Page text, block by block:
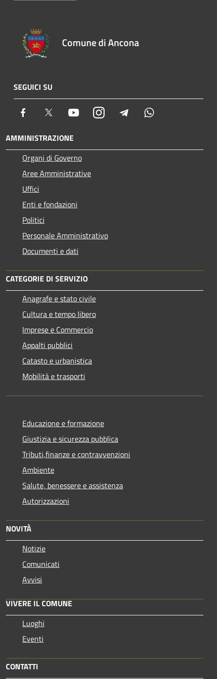
Comune di Ancona
SEGUICI SU
Facebook Twitter YoutubeInstagram Telegram
AMMINISTRAZIONE
Organi di Governo
Aree Amministrative
Uffici
Enti e fondazioni
Politici
Personale Amministrativo
Documenti e dati
CATEGORIE DI SERVIZIO
Anagrafe e stato civile
Cultura e tempo libero
Imprese e Commercio
Appalti pubblici
Catasto e urbanistica
Mobilità e trasporti
Educazione e formazione
Giustizia e sicurezza pubblica
Tributi,finanze e contravvenzioni
Ambiente
Salute, benessere e assistenza
Autorizzazioni
NOVITÀ
Notizie
Comunicati
Avvisi
VIVERE IL COMUNE
Luoghi
Eventi
CONTATTI